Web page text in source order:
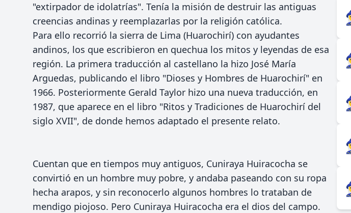
"extirpador de idolatrías". Tenía la misión de destruir las antiguas
creencias andinas y reemplazarlas por la religión católica.
Para ello recorrió la sierra de Lima (Huarochirí) con ayudantes
andinos, los que escribieron en quechua los mitos y leyendas de esa
región. La primera traducción al castellano la hizo José María
Arguedas, publicando el libro "Dioses y Hombres de Huarochirí" en
1966. Posteriormente Gerald Taylor hizo una nueva traducción, en
1987, que aparece en el libro "Ritos y Tradiciones de Huarochirí del
siglo XVII", de donde hemos adaptado el presente relato.
Cuentan que en tiempos muy antiguos, Cuniraya Huiracocha se
convirtió en un hombre muy pobre, y andaba paseando con su ropa
hecha arapos, y sin reconocerlo algunos hombres lo trataban de
mendigo piojoso. Pero Cuniraya Huiracocha era el dios del campo.